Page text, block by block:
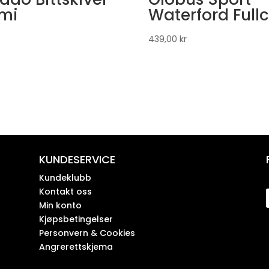
Waterford
439,00 kr
KUNDESERVICE
Kundeklubb
Kontakt oss
Min konto
Kjøpsbetingelser
Personvern & Cookies
Angrerettskjema